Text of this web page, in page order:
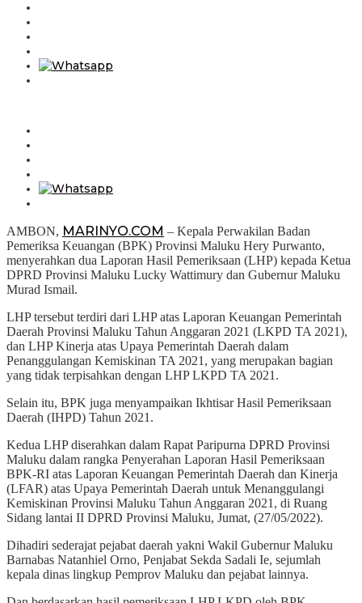
AMBON, MARINYO.COM – Kepala Perwakilan Badan
Pemeriksa Keuangan (BPK) Provinsi Maluku Hery Purwanto,
menyerahkan dua Laporan Hasil Pemeriksaan (LHP) kepada Ketua
DPRD Provinsi Maluku Lucky Wattimury dan Gubernur Maluku
Murad Ismail.
LHP tersebut terdiri dari LHP atas Laporan Keuangan Pemerintah
Daerah Provinsi Maluku Tahun Anggaran 2021 (LKPD TA 2021),
dan LHP Kinerja atas Upaya Pemerintah Daerah dalam
Penanggulangan Kemiskinan TA 2021, yang merupakan bagian
yang tidak terpisahkan dengan LHP LKPD TA 2021.
Selain itu, BPK juga menyampaikan Ikhtisar Hasil Pemeriksaan
Daerah (IHPD) Tahun 2021.
Kedua LHP diserahkan dalam Rapat Paripurna DPRD Provinsi
Maluku dalam rangka Penyerahan Laporan Hasil Pemeriksaan
BPK-RI atas Laporan Keuangan Pemerintah Daerah dan Kinerja
(LFAR) atas Upaya Pemerintah Daerah untuk Menanggulangi
Kemiskinan Provinsi Maluku Tahun Anggaran 2021, di Ruang
Sidang lantai II DPRD Provinsi Maluku, Jumat, (27/05/2022).
Dihadiri sederajat pejabat daerah yakni Wakil Gubernur Maluku
Barnabas Natanhiel Orno, Penjabat Sekda Sadali Ie, sejumlah
kepala dinas lingkup Pemprov Maluku dan pejabat lainnya.